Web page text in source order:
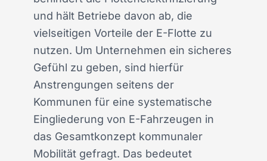
und hält Betriebe davon ab, die
vielseitigen Vorteile der E-Flotte zu
nutzen. Um Unternehmen ein sicheres
Gefühl zu geben, sind hierfür
Anstrengungen seitens der
Kommunen für eine systematische
Eingliederung von E-Fahrzeugen in
das Gesamtkonzept kommunaler
Mobilität gefragt. Das bedeutet